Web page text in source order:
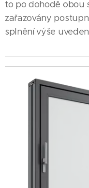
to po dohodě obou
zařazovány
splnění výše